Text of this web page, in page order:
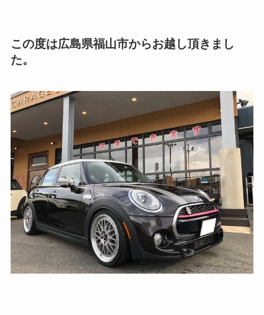
この度は広島県福山市からお越し頂きまし
た。